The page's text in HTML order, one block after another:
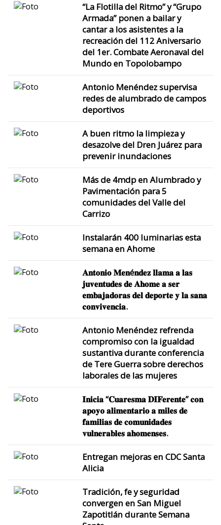
“La Flotilla del Ritmo” y “Grupo
Armada” ponen a bailar y
cantar a los asistentes a la
recreación del 112 Aniversario
del 1er. Combate Aeronaval del
Mundo en Topolobampo
Antonio Menéndez supervisa
redes de alumbrado de campos
deportivos
A buen ritmo la limpieza y
desazolve del Dren Juárez para
prevenir inundaciones
Más de 4mdp en Alumbrado y
Pavimentación para 5
comunidades del Valle del
Carrizo
Instalarán 400 luminarias esta
semana en Ahome
𝐀𝐧𝐭𝐨𝐧𝐢𝐨 𝐌𝐞𝐧é𝐧𝐝𝐞𝐳 𝐥𝐥𝐚𝐦𝐚 𝐚 𝐥𝐚𝐬
𝐣𝐮𝐯𝐞𝐧𝐭𝐮𝐝𝐞𝐬 𝐝𝐞 𝐀𝐡𝐨𝐦𝐞 𝐚 𝐬𝐞𝐫
𝐞𝐦𝐛𝐚𝐣𝐚𝐝𝐨𝐫𝐚𝐬 𝐝𝐞𝐥 𝐝𝐞𝐩𝐨𝐫𝐭𝐞 𝐲 𝐥𝐚 𝐬𝐚𝐧𝐚
𝐜𝐨𝐧𝐯𝐢𝐯𝐞𝐧𝐜𝐢𝐚.
Antonio Menéndez refrenda
compromiso con la igualdad
sustantiva durante conferencia
de Tere Guerra sobre derechos
laborales de las mujeres
𝐈𝐧𝐢𝐜𝐢𝐚 “𝐂𝐮𝐚𝐫𝐞𝐬𝐦𝐚 𝐃𝐈𝐅𝐞𝐫𝐞𝐧𝐭𝐞” 𝐜𝐨𝐧
𝐚𝐩𝐨𝐲𝐨 𝐚𝐥𝐢𝐦𝐞𝐧𝐭𝐚𝐫𝐢𝐨 𝐚 𝐦𝐢𝐥𝐞𝐬 𝐝𝐞
𝐟𝐚𝐦𝐢𝐥𝐢𝐚𝐬 𝐝𝐞 𝐜𝐨𝐦𝐮𝐧𝐢𝐝𝐚𝐝𝐞𝐬
𝐯𝐮𝐥𝐧𝐞𝐫𝐚𝐛𝐥𝐞𝐬 𝐚𝐡𝐨𝐦𝐞𝐧𝐬𝐞𝐬.
Entregan mejoras en CDC Santa
Alicia
Tradición, fe y seguridad
convergen en San Miguel
Zapotitlán durante Semana